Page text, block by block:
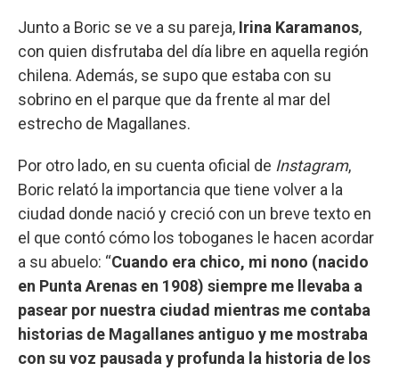
Junto a Boric se ve a su pareja, Irina Karamanos,
con quien disfrutaba del día libre en aquella región
chilena. Además, se supo que estaba con su
sobrino en el parque que da frente al mar del
estrecho de Magallanes.
Por otro lado, en su cuenta oficial de Instagram,
Boric relató la importancia que tiene volver a la
ciudad donde nació y creció con un breve texto en
el que contó cómo los toboganes le hacen acordar
a su abuelo: “Cuando era chico, mi nono (nacido
en Punta Arenas en 1908) siempre me llevaba a
pasear por nuestra ciudad mientras me contaba
historias de Magallanes antiguo y me mostraba
con su voz pausada y profunda la historia de los